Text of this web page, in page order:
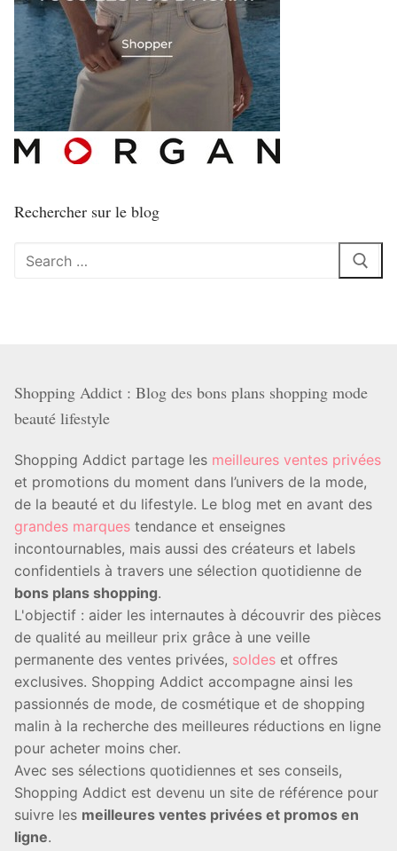
Rechercher sur le blog
Rechercher
Shopping Addict : Blog des bons plans shopping mode
beauté lifestyle
Shopping Addict partage les meilleures ventes privées
et promotions du moment dans l’univers de la mode,
de la beauté et du lifestyle. Le blog met en avant des
grandes marques tendance et enseignes
incontournables, mais aussi des créateurs et labels
confidentiels à travers une sélection quotidienne de
bons plans shopping.
L'objectif : aider les internautes à découvrir des pièces
de qualité au meilleur prix grâce à une veille
permanente des ventes privées, soldes et offres
exclusives. Shopping Addict accompagne ainsi les
passionnés de mode, de cosmétique et de shopping
malin à la recherche des meilleures réductions en ligne
pour acheter moins cher.
Avec ses sélections quotidiennes et ses conseils,
Shopping Addict est devenu un site de référence pour
suivre les meilleures ventes privées et promos en
ligne.